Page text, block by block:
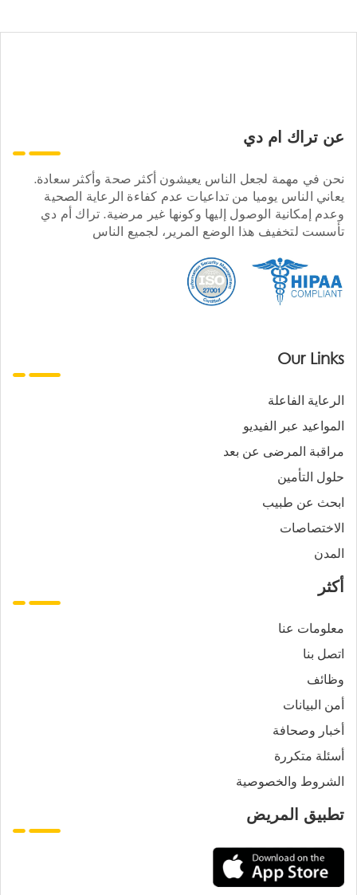
عن تراك ام دي
نحن في مهمة لجعل الناس يعيشون أكثر صحة وأكثر سعادة.
يعاني الناس يوميا من تداعيات عدم كفاءة الرعاية الصحية
وعدم إمكانية الوصول إليها وكونها غير مرضية. تراك أم دي
تأسست لتخفيف هذا الوضع المرير، لجميع الناس
Our Links
الرعاية الفاعلة
المواعيد عبر الفيديو
مراقبة المرضى عن بعد
حلول التأمين
ابحث عن طبيب
الاختصاصات
المدن
أكثر
معلومات عنا
اتصل بنا
وظائف
أمن البيانات
أخبار وصحافة
أسئلة متكررة
الشروط والخصوصية
تطبيق المريض